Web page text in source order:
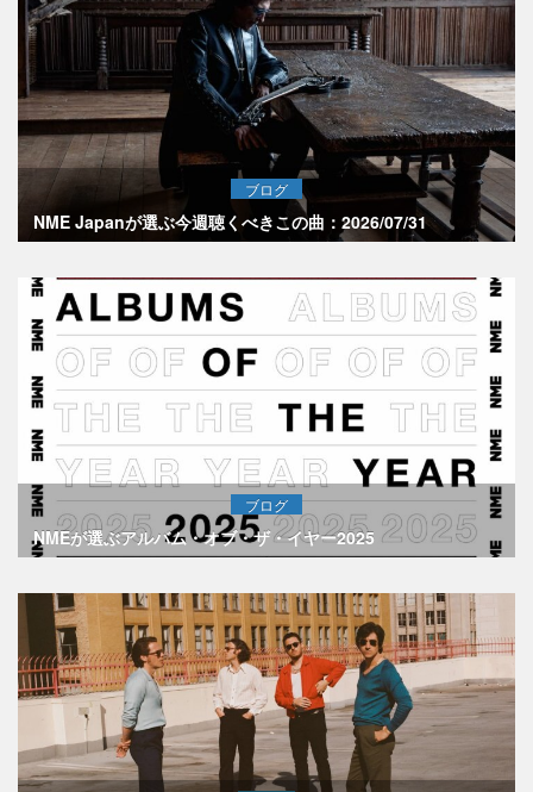
ブログ
NME Japanが選ぶ今週聴くべきこの曲：2026/07/31
ブログ
NMEが選ぶアルバム・オブ・ザ・イヤー2025